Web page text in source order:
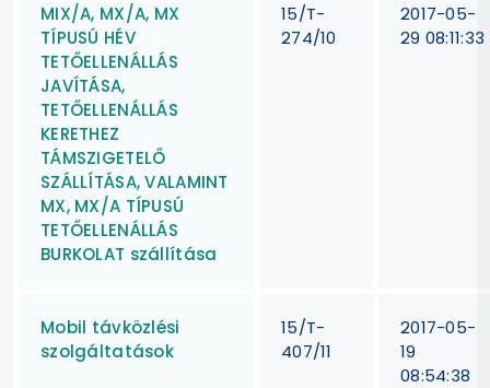
MIX/A, MX/A, MX
TÍPUSÚ HÉV
TETŐELLENÁLLÁS
JAVÍTÁSA,
TETŐELLENÁLLÁS
KERETHEZ
TÁMSZIGETELŐ
SZÁLLÍTÁSA, VALAMINT
MX, MX/A TÍPUSÚ
TETŐELLENÁLLÁS
BURKOLAT szállítása
15/T-
274/10
2017-05-
29 08:11:33
Mobil távközlési
szolgáltatások
15/T-
407/11
2017-05-
19
08:54:38